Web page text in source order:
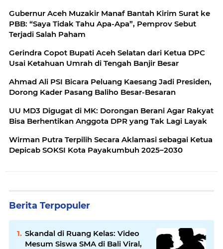
Gubernur Aceh Muzakir Manaf Bantah Kirim Surat ke
PBB: “Saya Tidak Tahu Apa-Apa”, Pemprov Sebut
Terjadi Salah Paham
Gerindra Copot Bupati Aceh Selatan dari Ketua DPC
Usai Ketahuan Umrah di Tengah Banjir Besar
Ahmad Ali PSI Bicara Peluang Kaesang Jadi Presiden,
Dorong Kader Pasang Baliho Besar-Besaran
UU MD3 Digugat di MK: Dorongan Berani Agar Rakyat
Bisa Berhentikan Anggota DPR yang Tak Lagi Layak
Wirman Putra Terpilih Secara Aklamasi sebagai Ketua
Depicab SOKSI Kota Payakumbuh 2025–2030
Berita Terpopuler
Skandal di Ruang Kelas: Video
Mesum Siswa SMA di Bali Viral,